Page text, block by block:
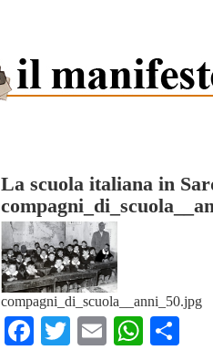
La scuola italiana in
compagni_di_scuola__anni_50.jpg
Facebook
TwitterEmail